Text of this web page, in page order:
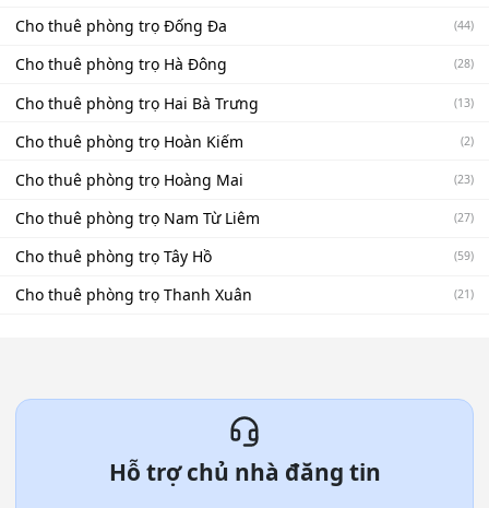
Cho thuê phòng trọ Đống Đa (44)
Cho thuê phòng trọ Hà Đông (28)
Cho thuê phòng trọ Hai Bà Trưng (13)
Cho thuê phòng trọ Hoàn Kiếm (2)
Cho thuê phòng trọ Hoàng Mai (23)
Cho thuê phòng trọ Nam Từ Liêm (27)
Cho thuê phòng trọ Tây Hồ (59)
Cho thuê phòng trọ Thanh Xuân (21)
Hỗ trợ chủ nhà đăng tin